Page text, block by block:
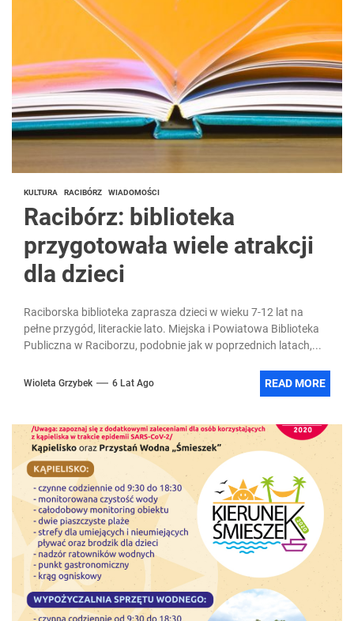
KULTURA RACIBÓRZ WIADOMOŚCI
Racibórz: biblioteka
przygotowała wiele atrakcji
dla dzieci
Raciborska biblioteka zaprasza dzieci w wieku 7-12 lat na
pełne przygód, literackie lato. Miejska i Powiatowa Biblioteka
Publiczna w Raciborzu, podobnie jak w poprzednich latach,...
Wioleta Grzybek 6 Lat Ago READ MORE